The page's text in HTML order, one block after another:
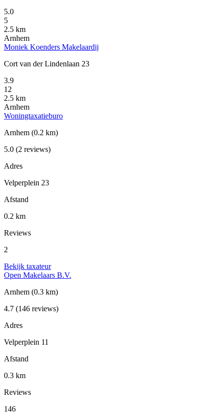
5.0
5
2.5 km
Arnhem
Moniek Koenders Makelaardij
Cort van der Lindenlaan 23
3.9
12
2.5 km
Arnhem
Woningtaxatieburo
Arnhem (0.2 km)
5.0 (2 reviews)
Adres
Velperplein 23
Afstand
0.2 km
Reviews
2
Bekijk taxateur
Open Makelaars B.V.
Arnhem (0.3 km)
4.7 (146 reviews)
Adres
Velperplein 11
Afstand
0.3 km
Reviews
146